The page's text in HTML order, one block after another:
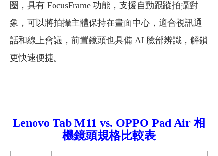
圈，具有 FocusFrame 功能，支援自動跟蹤拍攝對
象，可以將拍攝主體保持在畫面中心，適合視訊通
話和線上會議，前置鏡頭也具備 AI 臉部辨識，解鎖
更快速便捷。
Lenovo Tab M11 vs. OPPO Pad Air 相
機鏡頭規格比較表